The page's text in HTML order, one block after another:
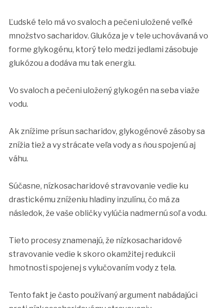
Ľudské telo má vo svaloch a pečeni uložené veľké
množstvo sacharidov. Glukóza je v tele uchovávaná vo
forme glykogénu, ktorý telo medzi jedlami zásobuje
glukózou a dodáva mu tak energiu.
Vo svaloch a pečeni uložený glykogén na seba viaže
vodu.
Ak znížime prísun sacharidov, glykogénové zásoby sa
znížia tiež a vy strácate veľa vody a s ňou spojenú aj
váhu.
Súčasne, nízkosacharidové stravovanie vedie ku
drastickému zníženiu hladiny inzulínu, čo má za
následok, že vaše obličky vylúčia nadmernú soľ a vodu.
Tieto procesy znamenajú, že nízkosacharidové
stravovanie vedie k skoro okamžitej redukcii
hmotnosti spojenej s vylučovaním vody z tela.
Tento fakt je často používaný argument nabádajúci